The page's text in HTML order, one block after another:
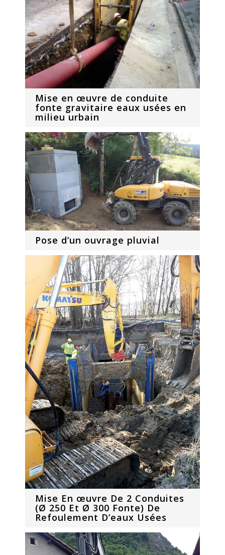
Mise en œuvre de conduite
fonte gravitaire eaux usées en
milieu urbain
Pose d’un ouvrage pluvial
Mise En œuvre De 2 Conduites
(Ø 250 Et Ø 300 Fonte) De
Refoulement D’eaux Usées